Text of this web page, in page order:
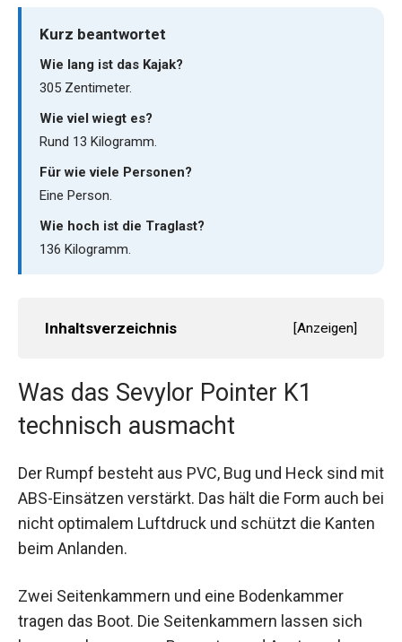
Kurz beantwortet
Wie lang ist das Kajak?
305 Zentimeter.
Wie viel wiegt es?
Rund 13 Kilogramm.
Für wie viele Personen?
Eine Person.
Wie hoch ist die Traglast?
136 Kilogramm.
Inhaltsverzeichnis [Anzeigen]
Was das Sevylor Pointer K1
technisch ausmacht
Der Rumpf besteht aus PVC, Bug und Heck sind mit
ABS-Einsätzen verstärkt. Das hält die Form auch bei
nicht optimalem Luftdruck und schützt die Kanten
beim Anlanden.
Zwei Seitenkammern und eine Bodenkammer
tragen das Boot. Die Seitenkammern lassen sich